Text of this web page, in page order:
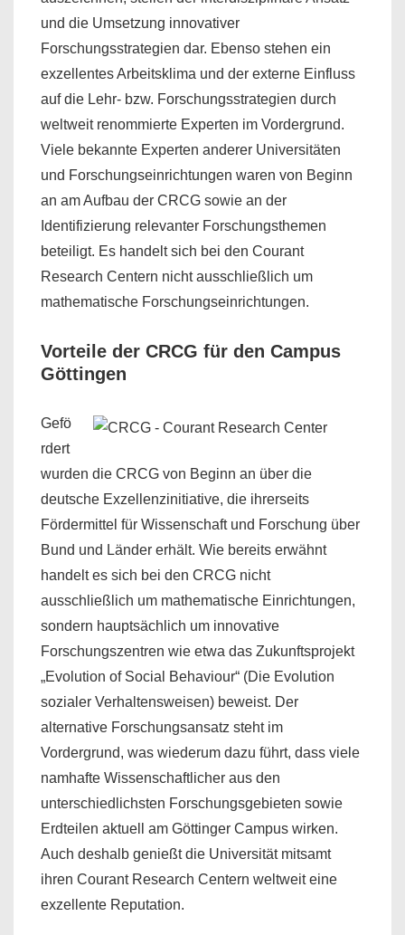
und die Umsetzung innovativer
Forschungsstrategien dar. Ebenso stehen ein
exzellentes Arbeitsklima und der externe Einfluss
auf die Lehr- bzw. Forschungsstrategien durch
weltweit renommierte Experten im Vordergrund.
Viele bekannte Experten anderer Universitäten
und Forschungseinrichtungen waren von Beginn
an am Aufbau der CRCG sowie an der
Identifizierung relevanter Forschungsthemen
beteiligt. Es handelt sich bei den Courant
Research Centern nicht ausschließlich um
mathematische Forschungseinrichtungen.
Vorteile der CRCG für den Campus
Göttingen
Gefö
rdert
wurden die CRCG von Beginn an über die
deutsche Exzellenzinitiative, die ihrerseits
Fördermittel für Wissenschaft und Forschung über
Bund und Länder erhält. Wie bereits erwähnt
handelt es sich bei den CRCG nicht
ausschließlich um mathematische Einrichtungen,
sondern hauptsächlich um innovative
Forschungszentren wie etwa das Zukunftsprojekt
„Evolution of Social Behaviour“ (Die Evolution
sozialer Verhaltensweisen) beweist. Der
alternative Forschungsansatz steht im
Vordergrund, was wiederum dazu führt, dass viele
namhafte Wissenschaftlicher aus den
unterschiedlichsten Forschungsgebieten sowie
Erdteilen aktuell am Göttinger Campus wirken.
Auch deshalb genießt die Universität mitsamt
ihren Courant Research Centern weltweit eine
exzellente Reputation.